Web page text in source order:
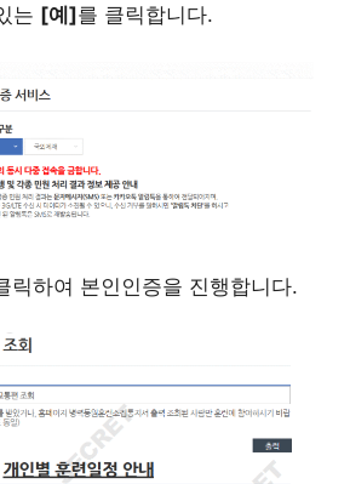
는 [예]를 클릭합니다.
릭하여 본인인증을 진행합니다.